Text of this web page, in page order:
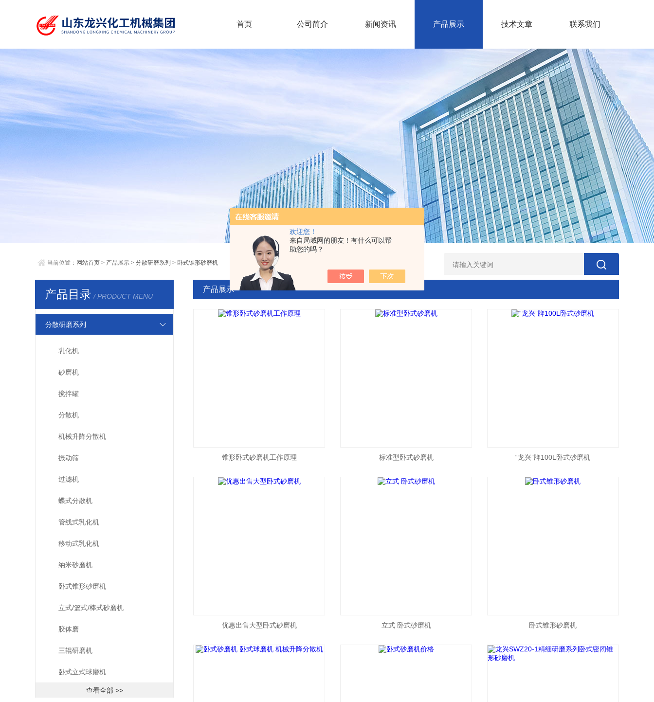
欢迎您！
来自局域网的朋友！有什么可以帮
助您的吗？
首页 公司简介 新闻资讯 产品展示 技术文章 联系我们
当前位置： 网站首页 > 产品展示 > 分散研磨系列 > 卧式锥形砂磨机
产品目录 / PRODUCT MENU
分散研磨系列
乳化机
砂磨机
搅拌罐
分散机
机械升降分散机
振动筛
过滤机
蝶式分散机
管线式乳化机
移动式乳化机
纳米砂磨机
卧式锥形砂磨机
立式/篮式/棒式砂磨机
胶体磨
三辊研磨机
卧式立式球磨机
查看全部 >>
产品展示
锥形卧式砂磨机工作原理 标准型卧式砂磨机 “龙兴”牌100L卧式砂磨机
优惠出售大型卧式砂磨机 立式 卧式砂磨机 卧式锥形砂磨机